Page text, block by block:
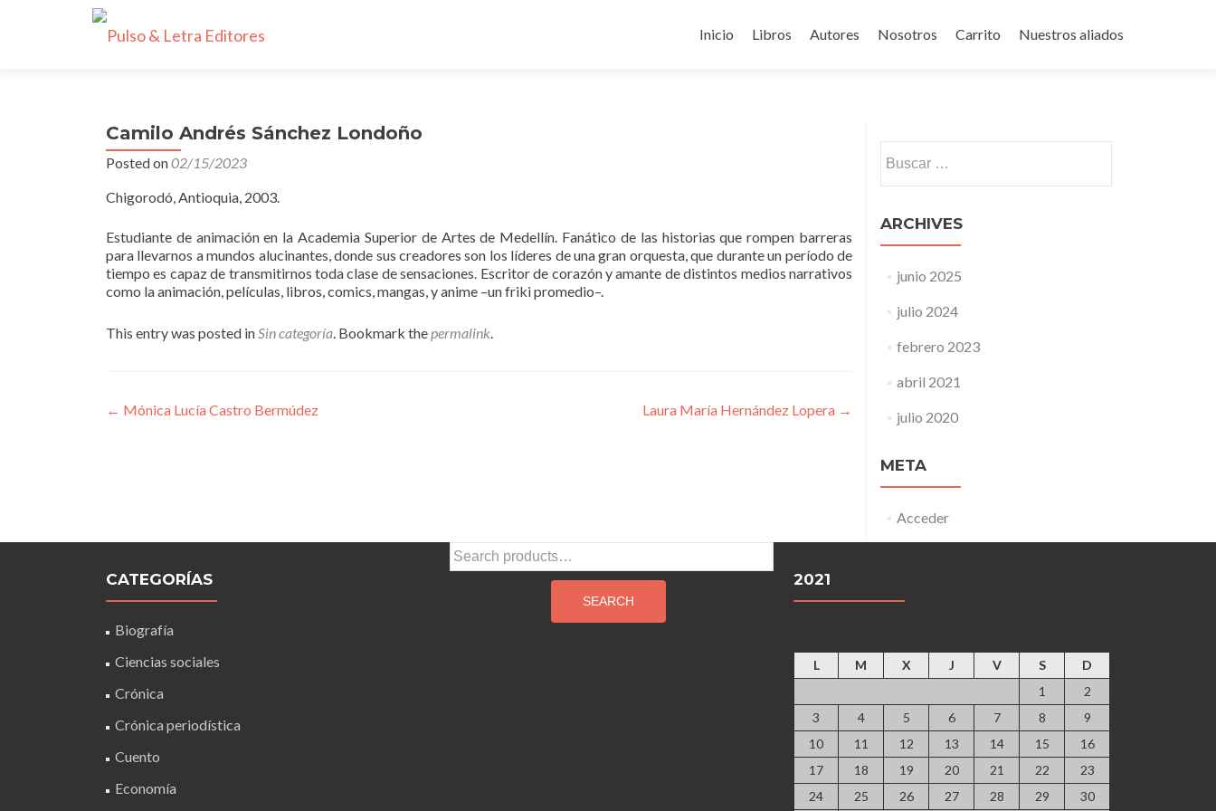
to
Inicio Libros Autores Nosotros Carrito Nuestros aliados
Camilo Andrés Sánchez Londoño
Posted on02/15/2023
Chigorodó, Antioquia, 2003.
Estudiante de animación en la Academia Superior de Artes de Medellín. Fanático de las historias que rompen barreras
para llevarnos a mundos alucinantes, donde sus creadores son los líderes de una gran orquesta, que durante un período de
tiempo es capaz de transmitirnos toda clase de sensaciones. Escritor de corazón y amante de distintos medios narrativos
como la animación, películas, libros, comics, mangas, y anime –un friki promedio–.
This entry was posted inSin categoría. Bookmark thepermalink.
Navegación
← Mónica Lucía Castro Bermúdez Laura María Hernández Lopera →
ARCHIVES
junio 2025
julio 2024
febrero 2023
abril 2021
julio 2020
META
Acceder
CATEGORÍAS
Biografía
Ciencias sociales
Crónica
Crónica periodística
Cuento
Economía
Search
for:
SEARCH
2021
L M X J V S
D
1
2
3
4 5 6 7 8
9
10
11 12 13 14 15
16
17
18 19 20 21 22
23
24
25 26 27 28 29
30